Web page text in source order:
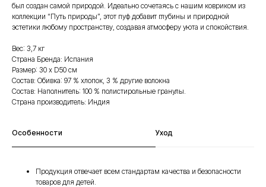
был создан самой природой. Идеально сочетаясь с нашим ковриком из
коллекции “Путь природы”, этот пуф добавит глубины и природной
эстетики любому пространству, создавая атмосферу уюта и спокойствия.
Вес: 3,7 кг
Страна Бренда: Испания
Размер: 30 х D50 см
Состав: Обивка: 97 % хлопок, 3 % другие волокна
Состав: Наполнитель: 100 % полистирольные гранулы.
Страна производитель: Индия
Особенности Уход
Продукция отвечает всем стандартам качества и безопасности
товаров для детей.